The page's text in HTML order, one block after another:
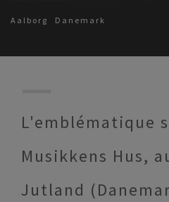
Aalborg Danemark
L'emblématique
Musikkens Hus,
Jutland